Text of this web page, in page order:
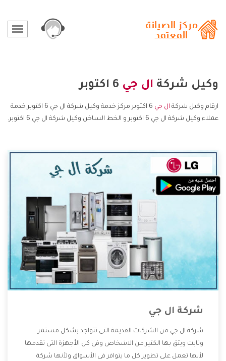
وكيل شركة ال جي
ارقام وكيل شركة ال جي
6 اكتوبر مركز خدمة وكيل شركة ال جي 6 اكتوبر خدمة
عملاء وكيل شركة ال جي 6 اكتوبر و الخط الساخن وكيل شركة ال جي 6 اكتوبر.
شركة ال جي
شركة ال جي من الشركات القديمة التى تتواجد بشكل مستمر
وثابت ويثق بها الكثير من الاشخاص وفى كل الأجهزة التى تقدمها
لأنها تعمل على تطوير كل ما يتوافر فى الأسواق ولأنها شركة